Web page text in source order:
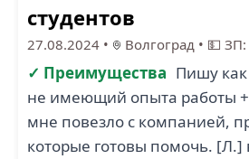
студентов
27.08.2024 • Волгоград • 💵
✓ Преимущества Пишу
не имеющий опыта работы
мне повезло с компанией,
которые готовы помочь.